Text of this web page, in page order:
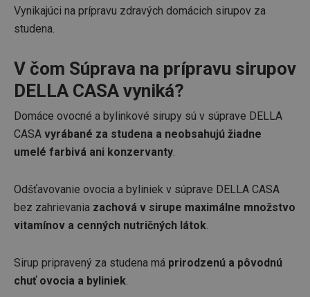
Vynikajúci na prípravu zdravých domácich sirupov za
studena.
V čom Súprava na prípravu sirupov
DELLA CASA vyniká?
Domáce ovocné a bylinkové sirupy sú v súprave DELLA
CASA vyrábané za studena a neobsahujú žiadne
umelé farbivá ani konzervanty.
Odšťavovanie ovocia a byliniek v súprave DELLA CASA
bez zahrievania zachová v sirupe maximálne množstvo
vitamínov a cenných nutričných látok.
Sirup pripravený za studena má prirodzenú a pôvodnú
chuť ovocia a byliniek.